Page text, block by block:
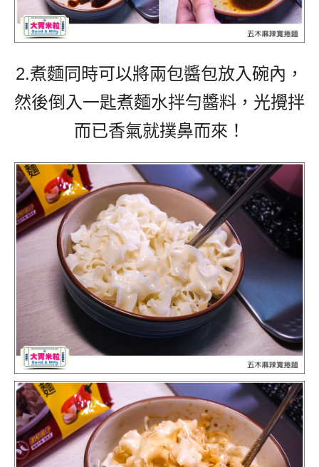
2.煮麵同時可以將兩包醬包放入碗內，
然後倒入一匙煮麵水拌勻醬料，光攪拌
而已香氣就撲鼻而來！